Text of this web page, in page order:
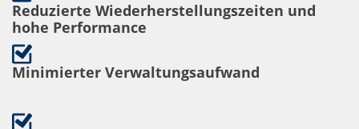
Reduzierte Wiederherstellungszeiten und
hohe Performance
Minimierter Verwaltungsaufwand